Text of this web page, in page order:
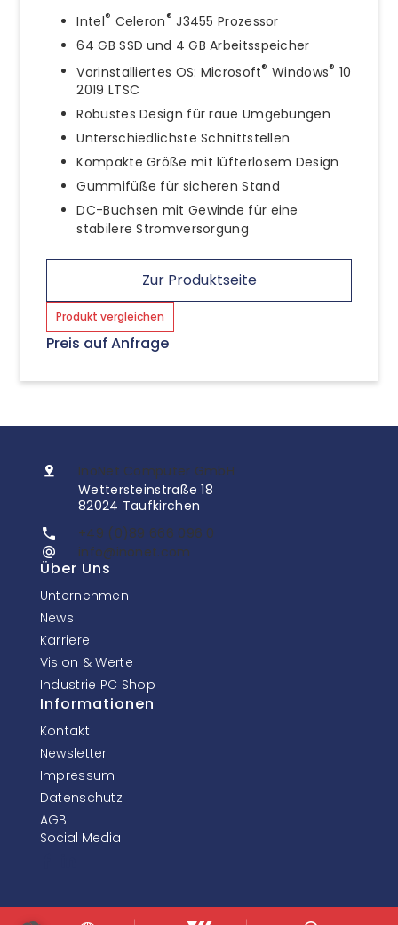
Intel® Celeron® J3455 Prozessor
64 GB SSD und 4 GB Arbeitsspeicher
Vorinstalliertes OS: Microsoft® Windows® 10
2019 LTSC
Robustes Design für raue Umgebungen
Unterschiedlichste Schnittstellen
Kompakte Größe mit lüfterlosem Design
Gummifüße für sicheren Stand
DC-Buchsen mit Gewinde für eine
stabilere Stromversorgung
Zur Produktseite
Produkt vergleichen
Preis auf Anfrage
InoNet Computer GmbH
Wettersteinstraße 18
82024 Taufkirchen
+49 (0)89 666 096 0
info@inonet.com
Über Uns
Unternehmen
News
Karriere
Vision & Werte
Industrie PC Shop
Informationen
Kontakt
Newsletter
Impressum
Datenschutz
AGB
Social Media